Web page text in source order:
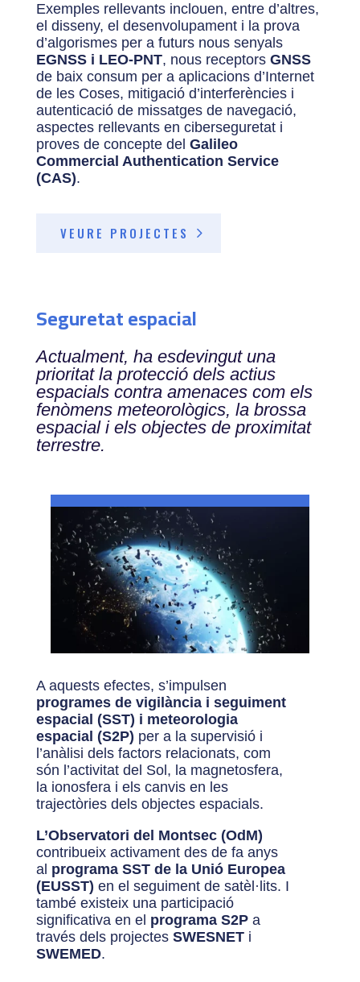
Exemples rellevants inclouen, entre d’altres,
el disseny, el desenvolupament i la prova
d’algorismes per a futurs nous senyals
EGNSS i LEO-PNT, nous receptors GNSS
de baix consum per a aplicacions d’Internet
de les Coses, mitigació d’interferències i
autenticació de missatges de navegació,
aspectes rellevants en ciberseguretat i
proves de concepte del Galileo
Commercial Authentication Service
(CAS).
VEURE PROJECTES
Seguretat espacial
Actualment, ha esdevingut una
prioritat la protecció dels actius
espacials contra amenaces com els
fenòmens meteorològics, la brossa
espacial i els objectes de proximitat
terrestre.
A aquests efectes, s’impulsen
programes de vigilància i seguiment
espacial (SST) i meteorologia
espacial (S2P) per a la supervisió i
l’anàlisi dels factors relacionats, com
són l’activitat del Sol, la magnetosfera,
la ionosfera i els canvis en les
trajectòries dels objectes espacials.
L’Observatori del Montsec (OdM)
contribueix activament des de fa anys
al programa SST de la Unió Europea
(EUSST) en el seguiment de satèl·lits. I
també existeix una participació
significativa en el programa S2Pa
través dels projectes SWESNET i
SWEMED.